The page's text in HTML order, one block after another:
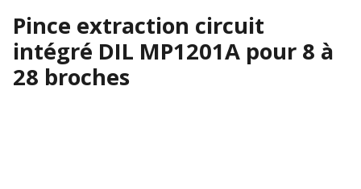
Pince extraction circuit
intégré DIL MP1201A pour 8 à
28 broches